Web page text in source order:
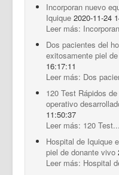
Incorporan nuevo
Iquique 2020-11-24
Leer más:
Dos pacientes del
exitosamente piel
16:17:11
Leer más: Dos
120 Test Rápidos
operativo
11:50:37
Leer más: 120 Test...
Hospital de Iquique
piel de donante vivo
Leer más: Hospital